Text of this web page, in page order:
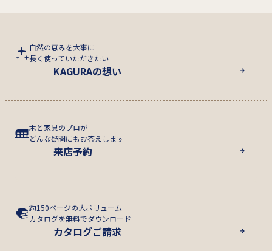
自然の恵みを大事に
長く使っていただきたい
KAGURAの想い
木と家具のプロが
どんな疑問にもお答えします
来店予約
約150ページの大ボリューム
カタログを無料でダウンロード
カタログご請求